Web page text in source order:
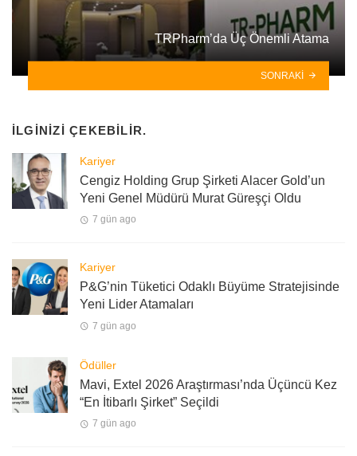
TRPharm’da Üç Önemli Atama
SONRAKI
İLGINIZI ÇEKEBILIR.
Kariyer
Cengiz Holding Grup Şirketi Alacer Gold’un
Yeni Genel Müdürü Murat Güreşçi Oldu
7 gün ago
Kariyer
P&G’nin Tüketici Odaklı Büyüme Stratejisinde
Yeni Lider Atamaları
7 gün ago
Ödüller
Mavi, Extel 2026 Araştırması’nda Üçüncü Kez
“En İtibarlı Şirket” Seçildi
7 gün ago